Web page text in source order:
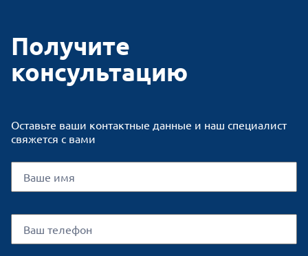
Получите
консультацию
Оставьте ваши контактные данные и наш специалист
свяжется с вами